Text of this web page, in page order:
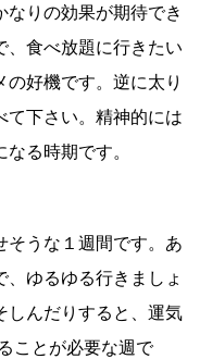
りの効果が期待でき
、食べ放題に行きたい
好機です。逆に太り
て下さい。精神的には
る時期です。
そうな１週間です。あ
ゆるゆる行きましょ
しんだりすると、運気
ことが必要な週で